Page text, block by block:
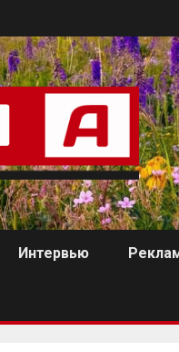
Интервью